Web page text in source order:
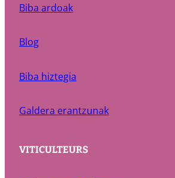
Biba ardoak
Blog
Biba hiztegia
Galdera erantzunak
VITICULTEURS